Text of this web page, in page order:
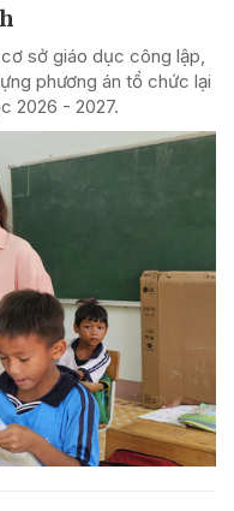
sở giáo dục công lập,
phương án tổ chức lại
2026 - 2027.